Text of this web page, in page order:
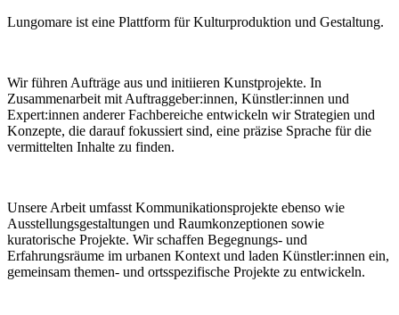
Lungomare ist eine Plattform für Kulturproduktion und Gestaltung.
Wir führen Aufträge aus und initiieren Kunstprojekte. In
Zusammenarbeit mit Auftraggeber:innen, Künstler:innen und
Expert:innen anderer Fachbereiche entwickeln wir Strategien und
Konzepte, die darauf fokussiert sind, eine präzise Sprache für die
vermittelten Inhalte zu finden.
Unsere Arbeit umfasst Kommunikationsprojekte ebenso wie
Ausstellungsgestaltungen und Raumkonzeptionen sowie
kuratorische Projekte. Wir schaffen Begegnungs- und
Erfahrungsräume im urbanen Kontext und laden Künstler:innen ein,
gemeinsam themen- und ortsspezifische Projekte zu entwickeln.